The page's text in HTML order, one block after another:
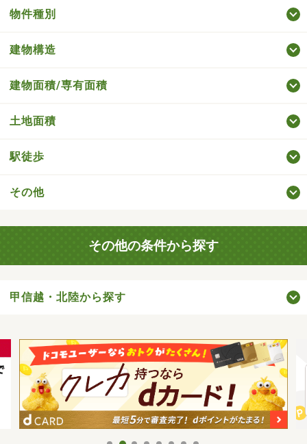
物件種別
建物構造
建物面積/専有面積
土地面積
駅徒歩
その他
その他の条件から探す
甲信越・北陸から探す